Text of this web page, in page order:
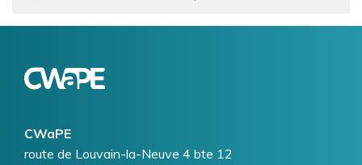
CWaPE
Addresse
route de Louvain-la-Neuve 4 bte 12